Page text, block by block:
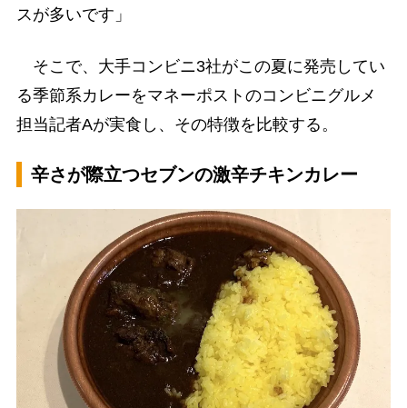
スが多いです」
そこで、大手コンビニ3社がこの夏に発売してい
る季節系カレーをマネーポストのコンビニグルメ
担当記者Aが実食し、その特徴を比較する。
辛さが際立つセブンの激辛チキンカレー